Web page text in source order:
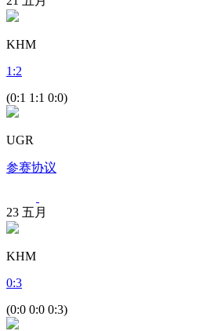
KHM
1 :2
(0:1 1:1 0:0)
UGR
参赛协议
23 五月
KHM
0:3
(0:0 0:0 0:3)